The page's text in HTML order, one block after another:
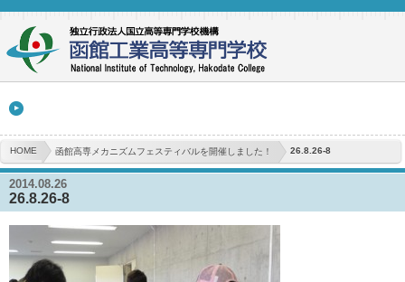
HOME 函館高専メカニズムフェスティバルを開催しました！ 26.8.26-8
2014.08.26
26.8.26-8